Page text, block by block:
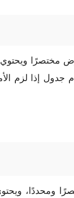
مختصرًا
إذا لزم
ومحددًا،